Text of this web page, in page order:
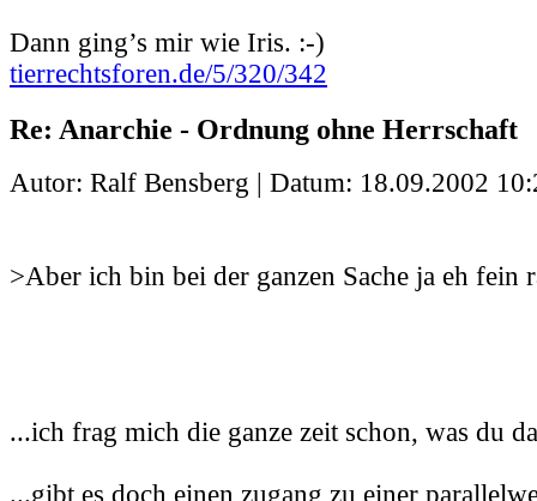
Dann ging’s mir wie Iris. :-)
tierrechtsforen.de/5/320/342
Re: Anarchie - Ordnung ohne Herrschaft
Autor: Ralf Bensberg | Datum: 18.09.2002
>Aber ich bin bei der ganzen Sache ja eh fein
...ich frag mich die ganze zeit schon, was du
...gibt es doch einen zugang zu einer